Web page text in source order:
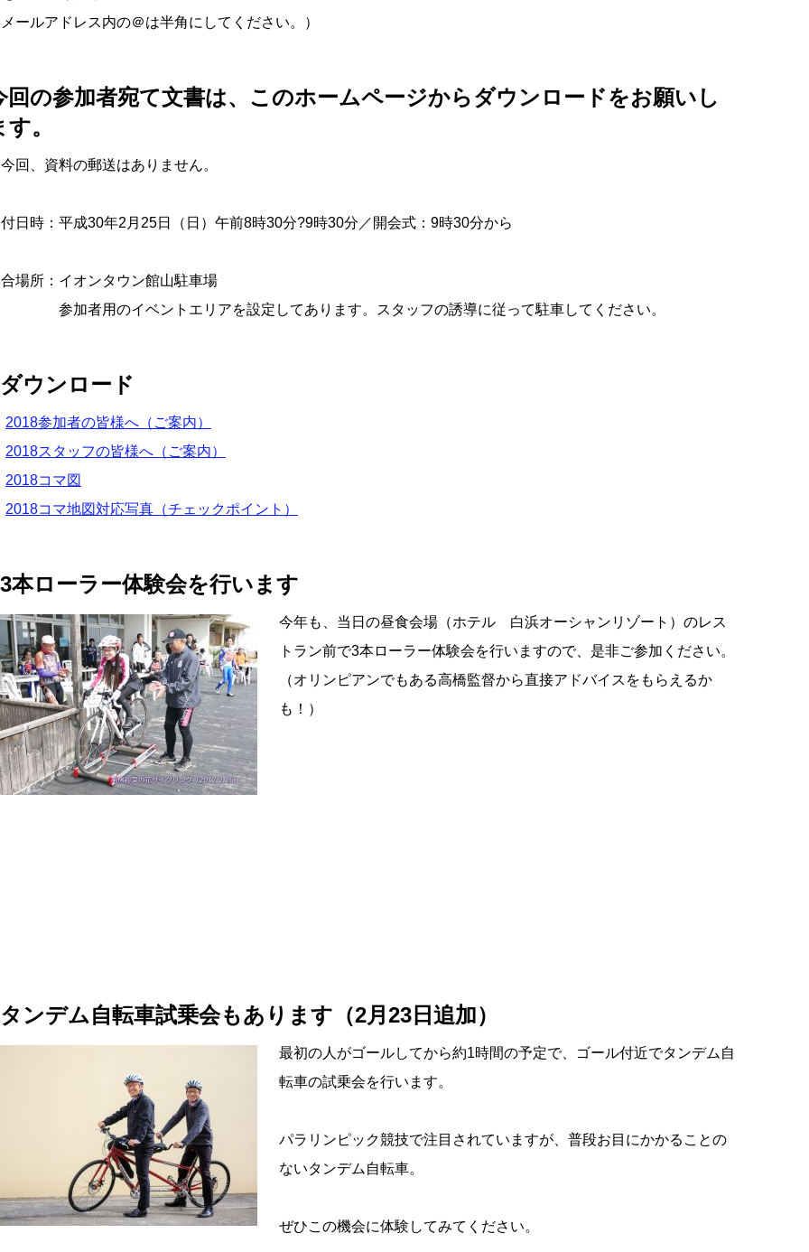
ールアドレス内の＠は半角にしてください。）
回の参加者宛て文書は、このホームページからダウンロードをお願いし
す。
回、資料の郵送はありません。
日時：平成30年2月25日（日）午前8時30分?9時30分／開会式：9時30分から
場所：イオンタウン館山駐車場
者用のイベントエリアを設定してあります。スタッフの誘導に従って駐車してください。
ウンロード
2018参加者の皆様へ（ご案内）
2018スタッフの皆様へ（ご案内）
2018コマ図
2018コマ地図対応写真（チェックポイント）
本ローラー体験会を行います
今年も、当日の昼食会場（ホテル 白浜オーシャンリゾート）のレス
トラン前で3本ローラー体験会を行いますので、是非ご参加ください。
（オリンピアンでもある高橋監督から直接アドバイスをもらえるか
も！）
ンデム自転車試乗会もあります（2月23日追加）
最初の人がゴールしてから約1時間の予定で、ゴール付近でタンデム自
転車の試乗会を行います。
パラリンピック競技で注目されていますが、普段お目にかかることの
ないタンデム自転車。
ぜひこの機会に体験してみてください。